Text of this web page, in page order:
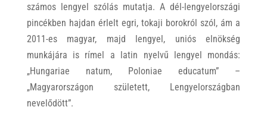
számos lengyel szólás mutatja. A dél-lengyelországi
pincékben hajdan érlelt egri, tokaji borokról szól, ám a
2011-es magyar, majd lengyel, uniós elnökség
munkájára is rímel a latin nyelvű lengyel mondás:
„Hungariae natum, Poloniae educatum” –
„Magyarországon született, Lengyelországban
nevelődött”.